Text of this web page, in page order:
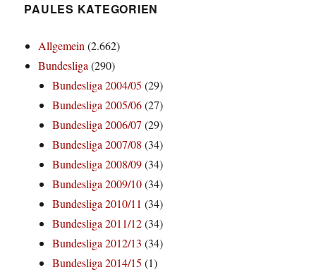
PAULES KATEGORIEN
Allgemein(2.662)
Bundesliga(290)
Bundesliga 2004/05 (29)
Bundesliga 2005/06(27)
Bundesliga 2006/07 (29)
Bundesliga 2007/08 (34)
Bundesliga 2008/09(34)
Bundesliga 2009/10(34)
Bundesliga 2010/11 (34)
Bundesliga 2011/12(34)
Bundesliga 2012/13 (34)
Bundesliga 2014/15 (1)